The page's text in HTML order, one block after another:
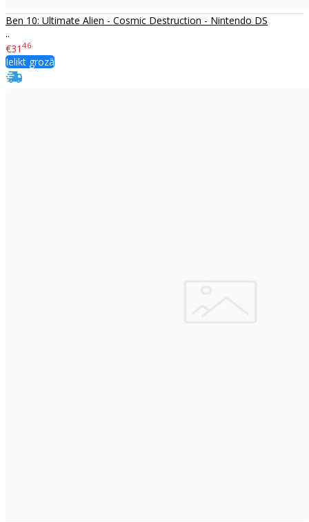
Ben 10: Ultimate Alien - Cosmic Destruction - Nintendo DS
..
€31 46
Ielikt grozā